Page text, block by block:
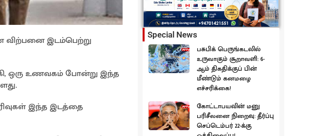
விற்பனை இடம்பெற்று
ஒரு உணவகம் போன்று இந்த
இந்த இடத்தை
Special News
பசுபிக் பெருங்கடலில்
உருவாகும் சூறாவளி: 6-
ஆம் திகதிக்குப் பின்
மீண்டும் கனமழை
எச்சரிக்கை!
கோட்டாபயவின் மனு
பரிசீலனை நிறைவு: தீர்ப்பு
செப்டெம்பர் 22-க்கு